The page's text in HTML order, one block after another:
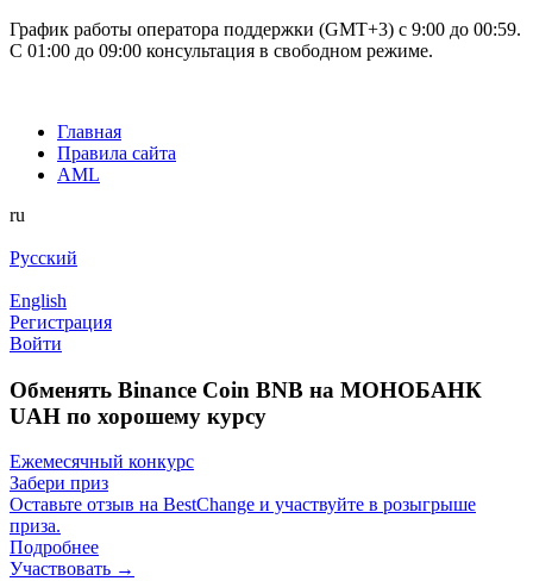
График работы оператора поддержки (GMT+3) c 9:00 до 00:59.
С 01:00 до 09:00 консультация в свободном режиме.
Главная
Правила сайта
AML
ru
Русский
English
Регистрация
Войти
Обменять Binance Coin BNB на МОНОБАНК
UAH по хорошему курсу
Ежемесячный конкурс
Забери приз
Оставьте отзыв на BestChange и участвуйте в розыгрыше
приза.
Подробнее
Участвовать →